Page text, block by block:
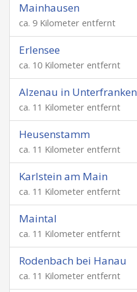
Mainhausen
ca. 9 Kilometer entfernt
Erlensee
ca. 10 Kilometer entfernt
Alzenau in Unterfranken
ca. 11 Kilometer entfernt
Heusenstamm
ca. 11 Kilometer entfernt
Karlstein am Main
ca. 11 Kilometer entfernt
Maintal
ca. 11 Kilometer entfernt
Rodenbach bei Hanau
ca. 11 Kilometer entfernt